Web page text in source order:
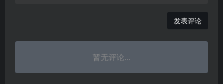
发表评论
暂无评论...